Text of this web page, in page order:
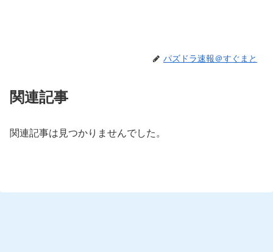
パズドラ速報＠すぐまと
関連記事
関連記事は見つかりませんでした。